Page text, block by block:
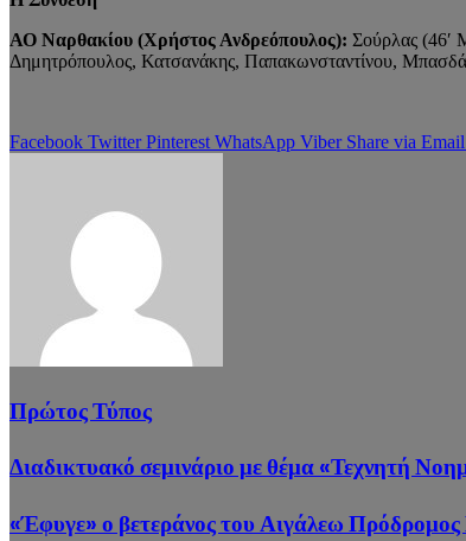
ΑΟ Ναρθακίου (Χρήστος Ανδρεόπουλος): Σούρλας (46′
Δημητρόπουλος, Κατσανάκης, Παπακωνσταντίνου,
Facebook Twitter Pinterest WhatsApp Viber Share via Email
Πρώτος Τύπος
Διαδικτυακό σεμινάριο με θέμα «Τεχνητή
«Έφυγε» ο βετεράνος του Αιγάλεω